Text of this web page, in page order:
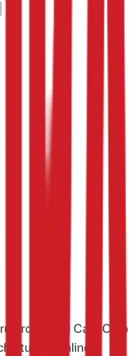
browser și CashClub
online